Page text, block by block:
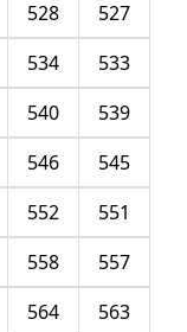
527
528
533
534
539
540
545
546
551
552
557
558
563
564